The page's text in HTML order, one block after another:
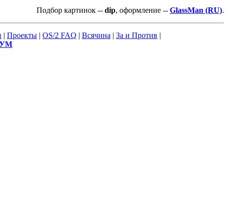
Подбор картинок -- dip, оформление -- GlassMan (RU).
| Проекты | OS/2 FAQ | Всячина | За и Против |